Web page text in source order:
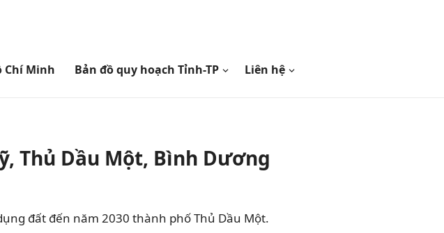
Chí Minh Bản đồ quy hoạch Tỉnh-TP Liên hệ
Thủ Dầu Một, Bình Dương
đất đến năm 2030 thành phố Thủ Dầu Một.